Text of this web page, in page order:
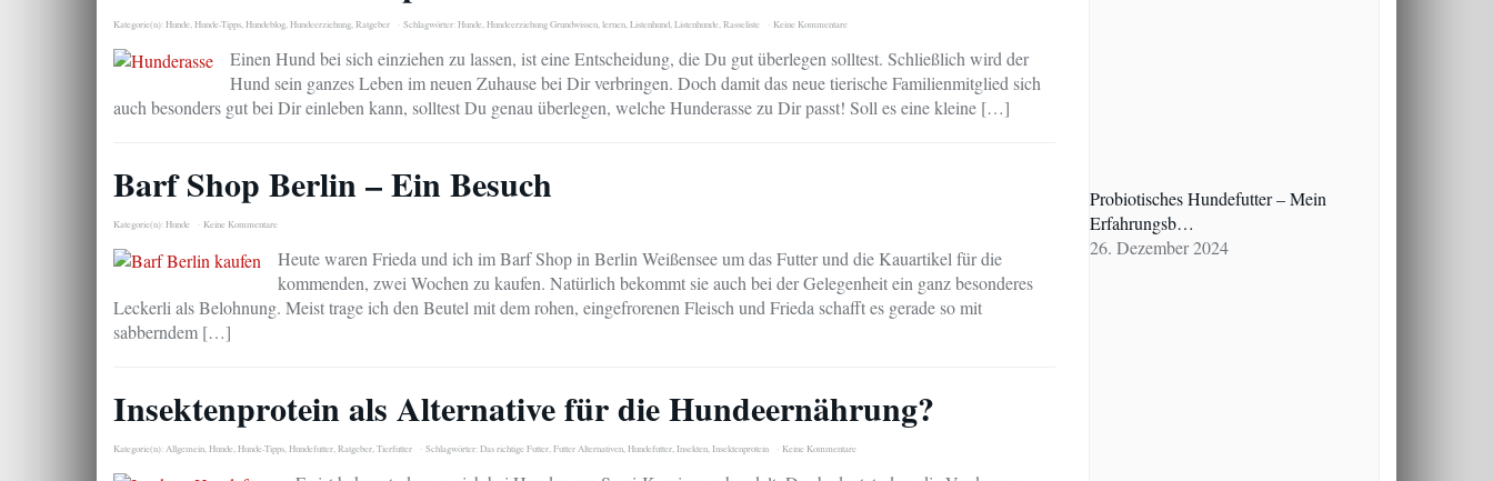
Kategorie(n):Hunde Hunde-Tipps Hundeblog Hundeerziehung Ratgeber Schlagwörter:Hunde Hundeerziehung Grundwissen lernen Listenhund Listenhunde Rasseliste Keine Kommentare
Einen Hund bei sich einziehen zu lassen, ist eine Entscheidung, die Du gut überlegen solltest. Schließlich wird der
Hund sein ganzes Leben im neuen Zuhause bei Dir verbringen. Doch damit das neue tierische Familienmitglied sich
auch besonders gut bei Dir einleben kann, solltest Du genau überlegen, welche Hunderasse zu Dir passt! Soll es eine kleine […]
Barf Shop Berlin – Ein Besuch
Kategorie(n):Hunde Keine Kommentare
Heute waren Frieda und ich im Barf Shop in Berlin Weißensee um das Futter und die Kauartikel für die
kommenden, zwei Wochen zu kaufen. Natürlich bekommt sie auch bei der Gelegenheit ein ganz besonderes
Leckerli als Belohnung. Meist trage ich den Beutel mit dem rohen, eingefrorenen Fleisch und Frieda schafft es gerade so mit
sabberndem […]
Insektenprotein als Alternative für die Hundeernährung?
Kategorie(n): Allgemein Hunde Hunde-Tipps Hundefutter Ratgeber Tierfutter Schlagwörter:Das richtige Futter Futter Alternativen Hundefutter Insekten Insektenprotein Keine Kommentare
Probiotisches Hundefutter – Mein
Erfahrungsb…
26. Dezember 2024